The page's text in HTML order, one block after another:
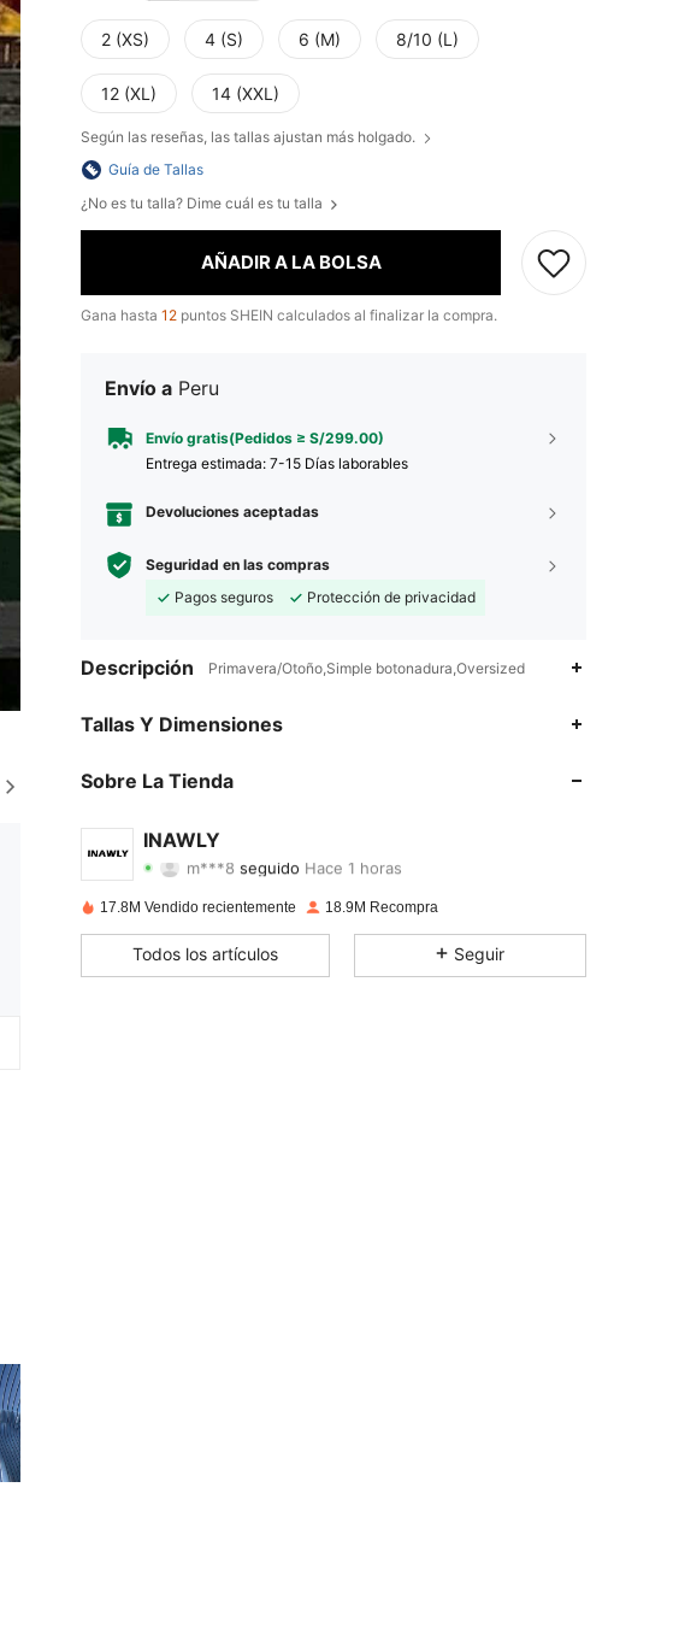
2 (XS) 4 (S) 6 (M) 8/10 (L)
12 (XL) 14 (XXL)
Según las reseñas, las tallas ajustan más holgado.
Guía de Tallas
¿No es tu talla? Dime cuál es tu talla
AÑADIR A LA BOLSA
Gana hasta 12 puntos SHEIN calculados al finalizar la compra.
Envío a Peru
Envío gratis(Pedidos ≥ S/299.00)
Entrega estimada: 7-15 Días laborables
Devoluciones aceptadas
Seguridad en las compras
Pagos seguros
Protección de privacidad
Descripción Primavera/Otoño,Simple botonadura,Oversized
Tallas Y Dimensiones
Sobre La Tienda
INAWLY
m***8
4.87 Calificación 19KArtículos 1.1M
4.87 19K 1.1M
17.8M Vendido recientemente 18.9M Recompra
Todos los artículos Seguir